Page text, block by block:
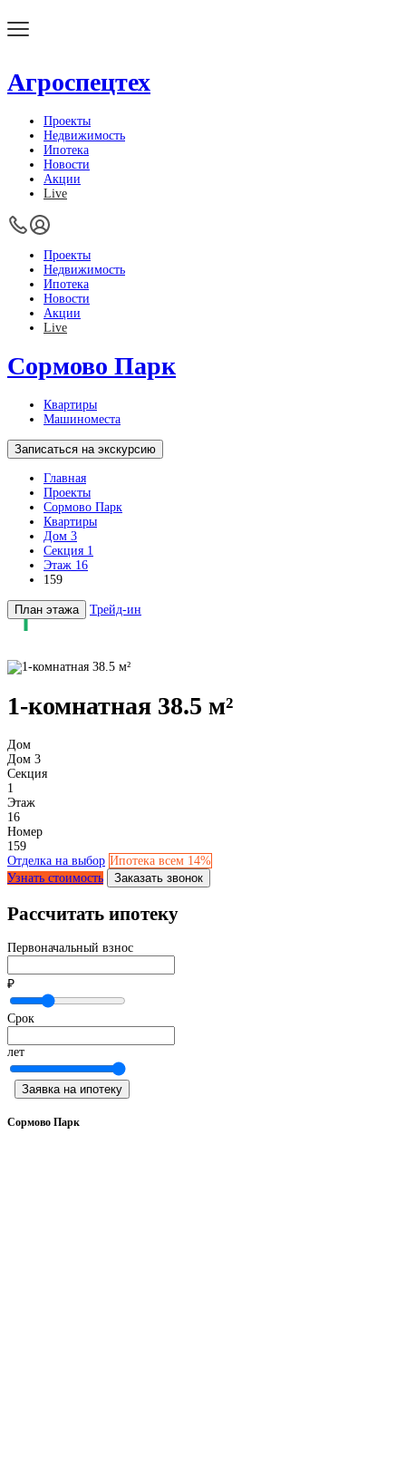
Агроспецтех
Проекты
Недвижимость
Ипотека
Новости
Акции
Live
Проекты
Недвижимость
Ипотека
Новости
Акции
Live
Сормово Парк
Квартиры
Машиноместа
Записаться на экскурсию
Главная
Проекты
Сормово Парк
Квартиры
Дом 3
Секция 1
Этаж 16
159
План этажа Трейд-ин
1-комнатная 38.5 м²
Дом
Дом 3
Секция
1
Этаж
16
Номер
159
Отделка на выбор Ипотека всем 14%
Узнать стоимость
Заказать звонок
Рассчитать ипотеку
Первоначальный взнос
₽
Срок
лет
Заявка на ипотеку
Сормово Парк